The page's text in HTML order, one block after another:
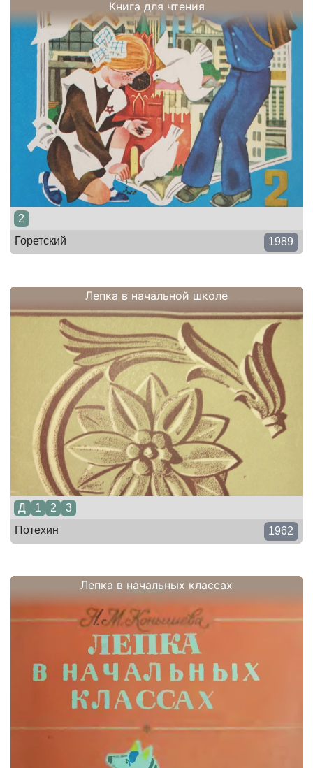
Книга для чтения
2
Горетский
1989
Лепка в начальной школе
Д 1 2
3
Потехин
1962
Лепка в начальных классах